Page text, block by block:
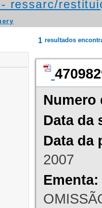
ressarc/
1 resultados
Numero
Data da
Data da
2007
Ementa: